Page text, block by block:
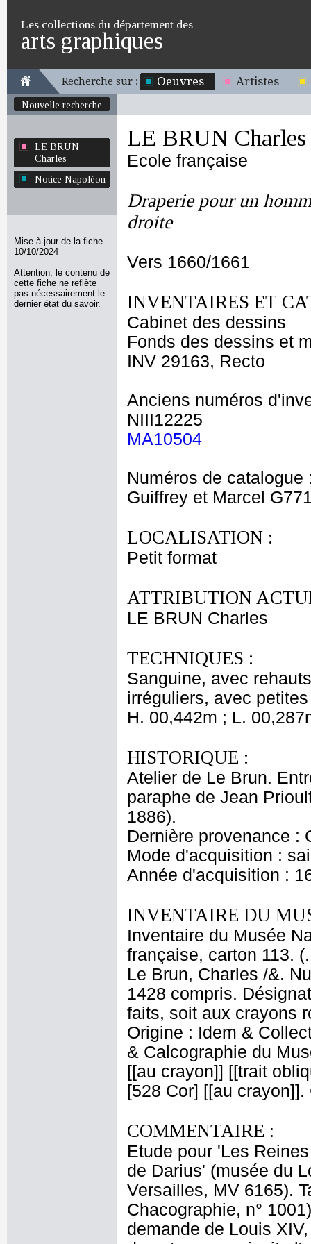
Les collections du département des
arts graphiques
Recherche sur : Oeuvres Artistes
Nouvelle recherche
LE BRUN
Charles
Notice Napoléon
Mise à jour de la fiche
10/10/2024
Attention, le contenu de
cette fiche ne reflète
pas nécessairement le
dernier état du savoir.
LE BRUN Charles
Ecole française
Draperie pour un
droite
Vers 1660/1661
INVENTAIRES ET
Cabinet des dessins
Fonds des dessins et
INV 29163, Recto
Anciens numéros
NIII12225
MA10504
Numéros de catalogue
Guiffrey et Marcel
LOCALISATION :
Petit format
ATTRIBUTION
LE BRUN Charles
TECHNIQUES :
Sanguine, avec
irréguliers, avec
H. 00,442m ; L.
HISTORIQUE :
Atelier de Le Brun.
paraphe de Jean
1886).
Dernière provenance :
Mode d'acquisition :
Année d'acquisition :
INVENTAIRE DU
Inventaire du Musée
française, carton 113.
Le Brun, Charles /&.
1428 compris.
faits, soit aux crayons
Origine : Idem &
& Calcographie du
[[au crayon]] [[trait
[528 Cor] [[au
COMMENTAIRE :
Etude pour 'Les
de Darius' (musée du
Versailles, MV 6165).
Chacographie, n°
demande de Louis